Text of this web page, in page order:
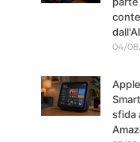
dall'AI
04/
sfida